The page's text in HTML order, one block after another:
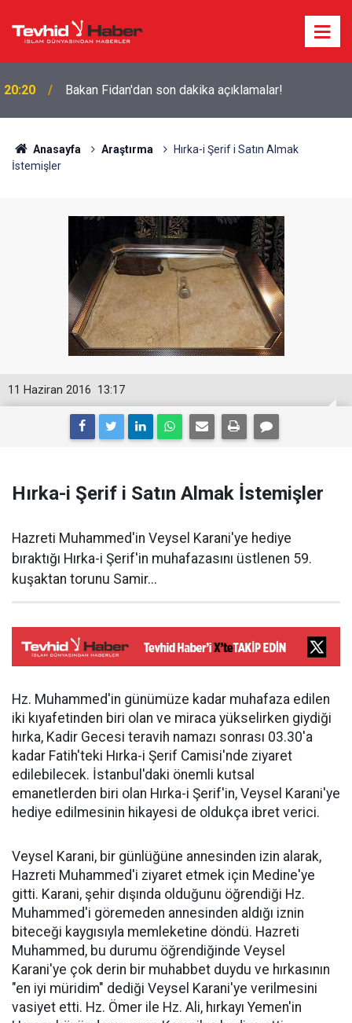
17:44
ULUSLU ASKERÎ KARARGÂH NEDEN TÜRKİYE’YE
TAŞINDI?
Anasayfa Araştırma
Hırka-i Şerif i Satın Almak
İstemişler
13:17
11 Haziran 2016
Hırka-i Şerif i Satın Almak İstemişler
Hazreti Muhammed'in Veysel Karani'ye hediye
bıraktığı Hırka-i Şerif'in muhafazasını üstlenen 59.
kuşaktan torunu Samir...
Hz. Muhammed'in günümüze kadar muhafaza edilen
iki kıyafetinden biri olan ve miraca yükselirken giydiği
hırka, Kadir Gecesi teravih namazı sonrası 03.30'a
kadar Fatih'teki Hırka-i Şerif Camisi'nde ziyaret
edilebilecek. İstanbul'daki önemli kutsal
emanetlerden biri olan Hırka-i Şerif'in, Veysel Karani'ye
hediye edilmesinin hikayesi de oldukça ibret verici.
Veysel Karani, bir günlüğüne annesinden izin alarak,
Hazreti Muhammed'i ziyaret etmek için Medine'ye
gitti. Karani, şehir dışında olduğunu öğrendiği Hz.
Muhammed'i göremeden annesinden aldığı iznin
biteceği kaygısıyla memleketine döndü. Hazreti
Muhammed, bu durumu öğrendiğinde Veysel
Karani'ye çok derin bir muhabbet duydu ve hırkasının
"en iyi müridim" dediği Veysel Karani'ye verilmesini
vasiyet etti. Hz. Ömer ile Hz. Ali, hırkayı Yemen'in